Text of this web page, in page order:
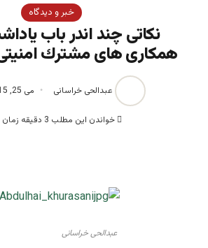
خبر و دیدگاه
نكاتى چند اندر باب
همكارى هاى مشترك
عبدالحی خراسانی می 25, 2015
خواندن این مطلب 3 دقیقه زمان میبرد
عبدالحی خراسانی